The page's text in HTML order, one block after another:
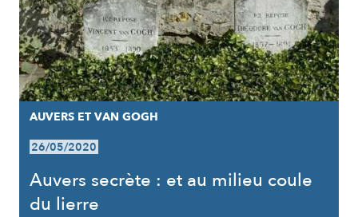
AUVERS ET VAN GOGH
26/05/2020
Auvers secrète : et au milieu coule
du lierre